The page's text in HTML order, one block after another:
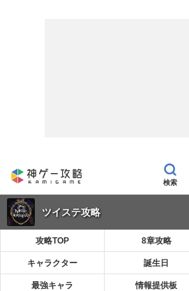
ツイステ攻略
攻略TOP 8章攻略
キャラクター 誕生日
最強キャラ 情報提供板